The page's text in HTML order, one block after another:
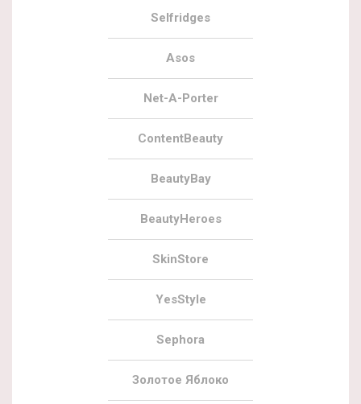
Selfridges
Asos
Net-A-Porter
ContentBeauty
BeautyBay
BeautyHeroes
SkinStore
YesStyle
Sephora
Золотое Яблоко